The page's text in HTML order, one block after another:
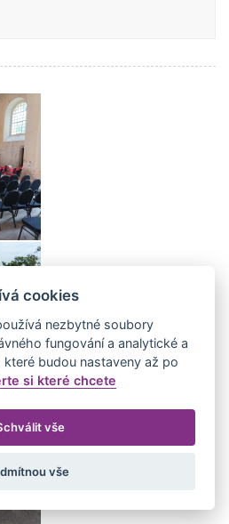
cookies
nezbytné soubory
fungování a analytické a
budou nastaveny až po
si které chcete
vše
vše